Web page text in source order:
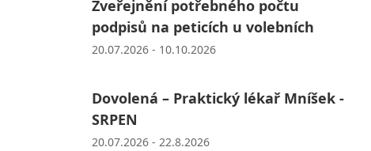
Zveřejnění potřebného počtu
podpisů na peticích u volebních
20.07.2026 - 10.10.2026
Dovolená – Praktický lékař Mníšek -
SRPEN
20.07.2026 - 22.8.2026